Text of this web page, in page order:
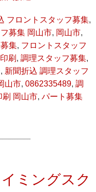
フロントスタッフ募集,
募集 岡山市, 岡山市,
集, フロントスタッフ
刷 , 調理スタッフ募集,
, 新聞折込 調理スタッフ
山市, 0862335489, 調
刷 岡山市, パート募集
ミングスク